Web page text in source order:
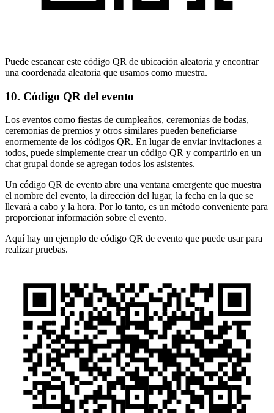
Puede escanear este código QR de ubicación aleatoria y encontrar
una coordenada aleatoria que usamos como muestra.
10. Código QR del evento
Los eventos como fiestas de cumpleaños, ceremonias de bodas,
ceremonias de premios y otros similares pueden beneficiarse
enormemente de los códigos QR. En lugar de enviar invitaciones a
todos, puede simplemente crear un código QR y compartirlo en un
chat grupal donde se agregan todos los asistentes.
Un código QR de evento abre una ventana emergente que muestra
el nombre del evento, la dirección del lugar, la fecha en la que se
llevará a cabo y la hora. Por lo tanto, es un método conveniente para
proporcionar información sobre el evento.
Aquí hay un ejemplo de código QR de evento que puede usar para
realizar pruebas.